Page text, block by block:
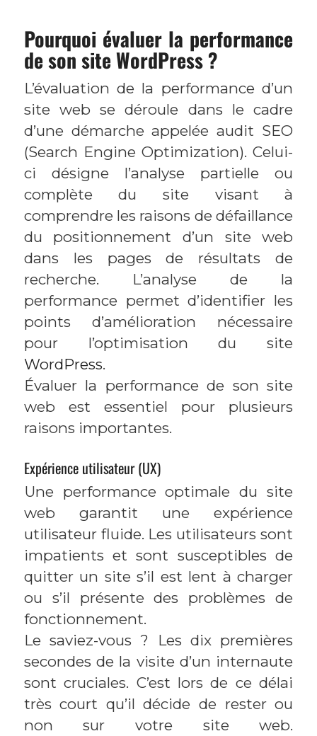
Pourquoi évaluer la performance
de son site WordPress ?
L’évaluation de la performance d’un
site web se déroule dans le cadre
d’une démarche appelée audit SEO
(Search Engine Optimization). Celui-
ci désigne l’analyse partielle ou
complète du site visant à
comprendre les raisons de défaillance
du positionnement d’un site web
dans les pages de résultats de
recherche. L’analyse de la
performance permet d’identifier les
points d’amélioration nécessaire
pour l’optimisation du site
WordPress.
Évaluer la performance de son site
web est essentiel pour plusieurs
raisons importantes.
Expérience utilisateur (UX)
Une performance optimale du site
web garantit une expérience
utilisateur fluide. Les utilisateurs sont
impatients et sont susceptibles de
quitter un site s’il est lent à charger
ou s’il présente des problèmes de
fonctionnement.
Le saviez-vous ? Les dix premières
secondes de la visite d’un internaute
sont cruciales. C’est lors de ce délai
très court qu’il décide de rester ou
non sur votre site web.